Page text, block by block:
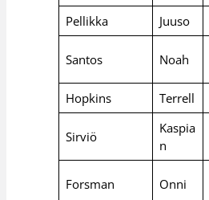
Pellikka
Juuso
Santos Noah
Hopkins
Terrell
Sirviö
Kaspia
n
Forsman Onni